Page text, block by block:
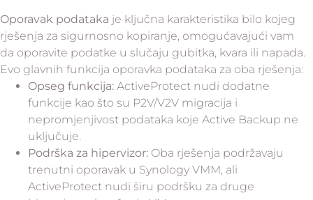
Oporavak podataka je ključna karakteristika bilo kojeg
rješenja za sigurnosno kopiranje, omogućavajući vam
da oporavite podatke u slučaju gubitka, kvara ili napada.
Evo glavnih funkcija oporavka podataka za oba rješenja:
Opseg funkcija: ActiveProtect nudi dodatne
funkcije kao što su P2V/V2V migracija i
nepromjenjivost podataka koje Active Backup ne
uključuje.
Podrška za hipervizor: Oba rješenja podržavaju
trenutni oporavak u Synology VMM, ali
ActiveProtect nudi širu podršku za druge